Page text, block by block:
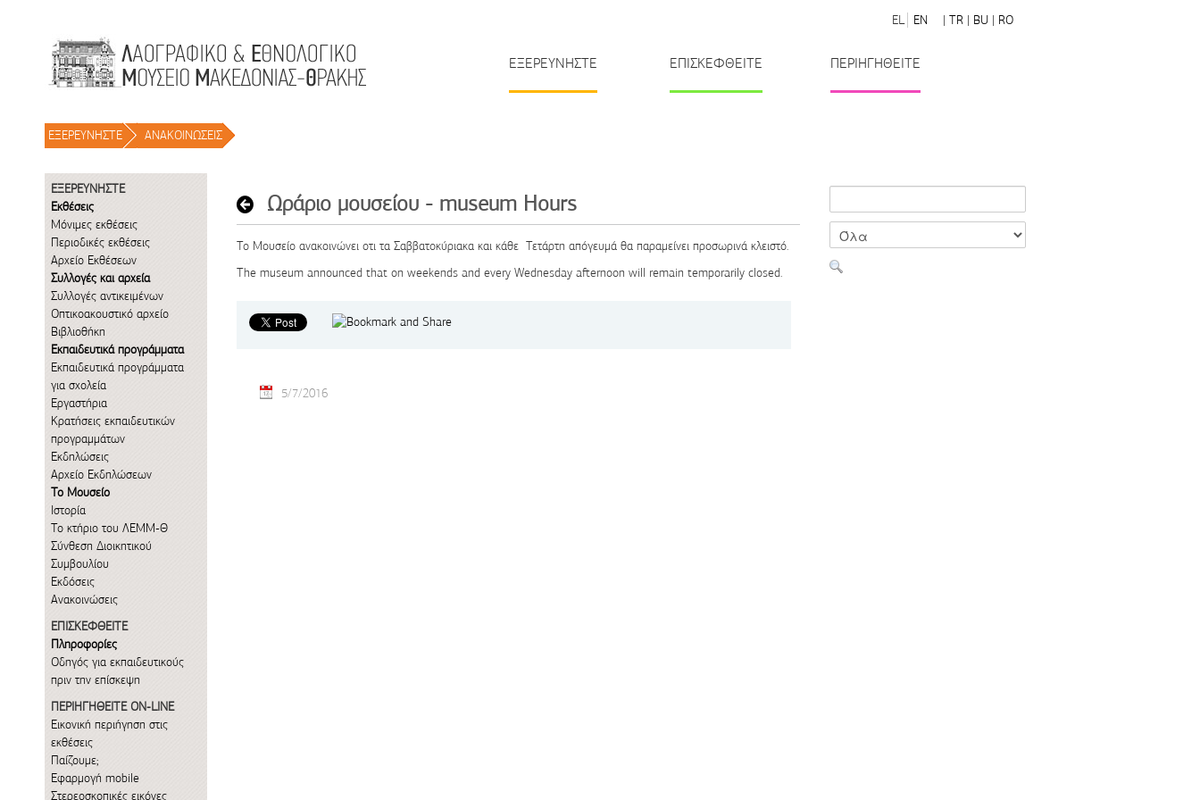
EL EN | TR | BU | RO
ΕΞΕΡΕΥΝΗΣΤΕ ΕΠΙΣΚΕΦΘΕΙΤΕ ΠΕΡΙΗΓΗΘΕΙΤΕ
ΕΞΕΡΕΥΝΗΣΤΕ / ΑΝΑΚΟΙΝΩΣΕΙΣ /
ΕΞΕΡΕΥΝΗΣΤΕ
Εκθέσεις
Μόνιμες εκθέσεις
Περιοδικές εκθέσεις
Αρχείο Εκθέσεων
Συλλογές και αρχεία
Συλλογές αντικειμένων
Οπτικοακουστικό αρχείο
Βιβλιοθήκη
Εκπαιδευτικά προγράμματα
Εκπαιδευτικά προγράμματα
για σχολεία
Εργαστήρια
Κρατήσεις εκπαιδευτικών
προγραμμάτων
Εκδηλώσεις
Αρχείο Εκδηλώσεων
Το Μουσείο
Ιστορία
Το κτήριο του ΛΕΜΜ-Θ
Σύνθεση Διοικητικού
Συμβουλίου
Εκδόσεις
Ανακοινώσεις
ΕΠΙΣΚΕΦΘΕΙΤΕ
Πληροφορίες
Οδηγός για εκπαιδευτικούς
πριν την επίσκεψη
ΠΕΡΙΗΓΗΘΕΙΤΕ ON-LINE
Εικονική περιήγηση στις
εκθέσεις
Παίζουμε;
Εφαρμογή mobile
Στερεοσκοπικές εικόνες
Ωράριο μουσείου - museum Hours
Το Μουσείο ανακοινώνει οτι τα Σαββατοκύριακα και κάθε Τετάρτη απόγευμά θα παραμείνει προσωρινά κλειστό.
The museum announced that on weekends and every Wednesday afternoon will remain temporarily closed.
5/7/2016